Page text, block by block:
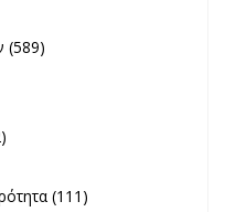
filter
(589)
filter
filter
(111)